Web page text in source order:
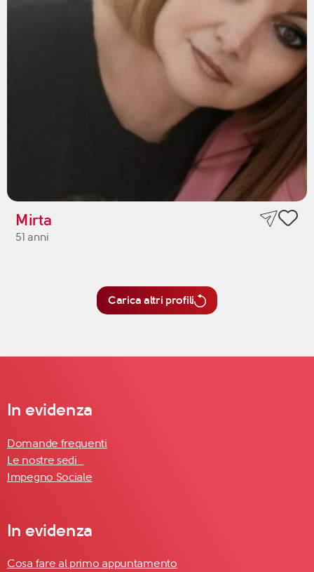
Mirta
51 anni
Carica altri profili
In evidenza
Domande frequenti
Le nostre sedi
Impegno Sociale
In evidenza
Cosa fare al primo appuntamento